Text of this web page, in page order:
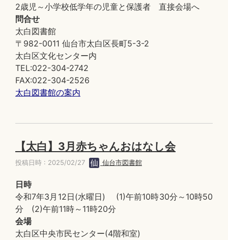
2歳児～小学校低学年の児童と保護者 直接会場へ
問合せ
太白図書館
〒982-0011 仙台市太白区長町5-3-2
太白区文化センター内
TEL:022-304-2742
FAX:022-304-2526
太白図書館の案内
【太白】3月赤ちゃんおはなし会
投稿日時 : 2025/02/27 仙台市図書館
日時
令和7年3月12日(水曜日) (1)午前10時30分～10時50
分 (2)午前11時～11時20分
会場
太白区中央市民センター(4階和室)